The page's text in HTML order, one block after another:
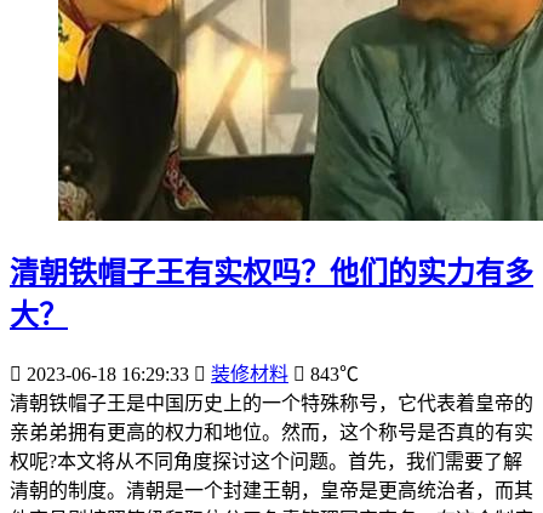
清朝铁帽子王有实权吗？他们的实力有多
大？
2023-06-18 16:29:33 装修材料
843℃
清朝铁帽子王是中国历史上的一个特殊称号，它代表着皇帝的
亲弟弟拥有更高的权力和地位。然而，这个称号是否真的有实
权呢?本文将从不同角度探讨这个问题。首先，我们需要了解
清朝的制度。清朝是一个封建王朝，皇帝是更高统治者，而其